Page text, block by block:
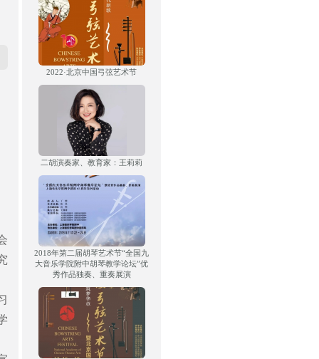
2022·北京中国弓弦艺术节
二胡演奏家、教育家：王莉莉
2018年第二届胡琴艺术节“全国九
大音乐学院附中胡琴教学论坛”优
秀作品独奏、重奏展演